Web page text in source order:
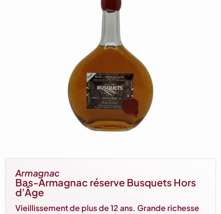
Armagnac
Bas-Armagnac réserve Busquets Hors
d’Âge
Vieillissement de plus de 12 ans. Grande richesse